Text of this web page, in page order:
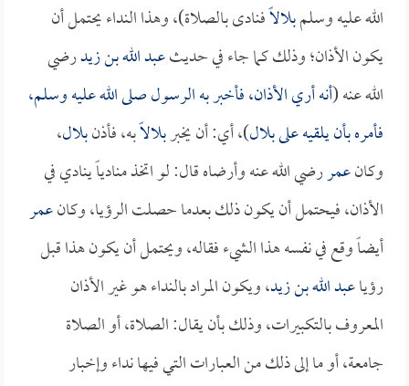
الله عليه وسلمبلالاًفنادى بالصلاة)، وهذا النداء يحتمل أن
يكون الأذان؛ وذلك كما جاء في حديثعبد الله بن زيدرضي
الله عنه (أنه أري الأذان، فأخبر به الرسول صلى الله عليه وسلم،
فأمره بأن يلقيه علىبلال)، أي: أن يخبربلالاًبه، فأذنبلال،
وكانعمررضي الله عنه وأرضاه قال: لو اتخذ منادياً ينادي في
الأذان، فيحتمل أن يكون ذلك بعدما حصلت الرؤيا، وكانعمر
أيضاً وقع في نفسه هذا الشيء فقاله، ويحتمل أن يكون هذا قبل
رؤياعبد الله بن زيد، ويكون المراد بالنداء هو غير الأذان
المعروف بالتكبيرات، وذلك بأن يقال: الصلاة، أو الصلاة
جامعة، أو ما إلى ذلك من العبارات التي فيها نداء وإخبار